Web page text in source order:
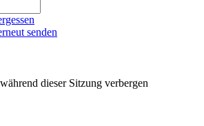
senden
dieser Sitzung verbergen